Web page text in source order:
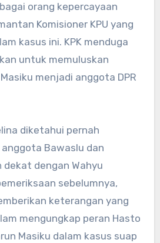
orang kepercayaan
Komisioner KPU yang
kasus ini. KPK menduga
untuk memuluskan
menjadi anggota DPR
diketahui pernah
Bawaslu dan
dekat dengan Wahyu
sebelumnya,
keterangan yang
mengungkap peran Hasto
Masiku dalam kasus suap